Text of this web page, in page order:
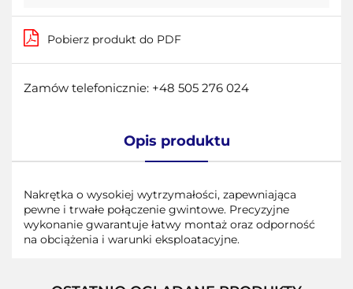
Pobierz produkt do PDF
Zamów telefonicznie: +48 505 276 024
Opis produktu
Nakrętka o wysokiej wytrzymałości, zapewniająca
pewne i trwałe połączenie gwintowe. Precyzyjne
wykonanie gwarantuje łatwy montaż oraz odporność
na obciążenia i warunki eksploatacyjne.